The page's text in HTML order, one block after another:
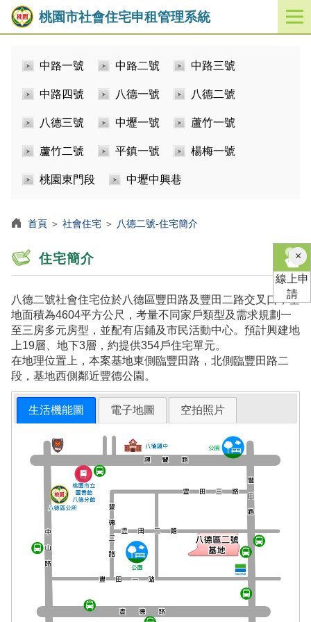
桃園市社會住宅申租管理系統
開
啟
中路一號 中路二號 中路三號
中路四號 八德一號 八德二號
八德三號 中壢一號 蘆竹一號
蘆竹二號 平鎮一號 楊梅一號
桃園東門段 中壢中興巷
首頁 ＞ 社會住宅 ＞ 八德二號-住宅簡介
住宅簡介
八德二號社會住宅位於八德區豐田路及豐田二路交叉口，基
地面積為4604平方公尺，考量不同家戶類型及需求規劃一
至三房多元房型，並配有店鋪及市民活動中心。預計興建地
上19層、地下3層，約提供354戶住宅單元。
在地理位置上，本案基地東側臨豐田路，北側臨豐田路二
段，基地西側鄰近豐德公園。
生活機能圖 電子地圖 空拍照片
×關
閉
線上申
請